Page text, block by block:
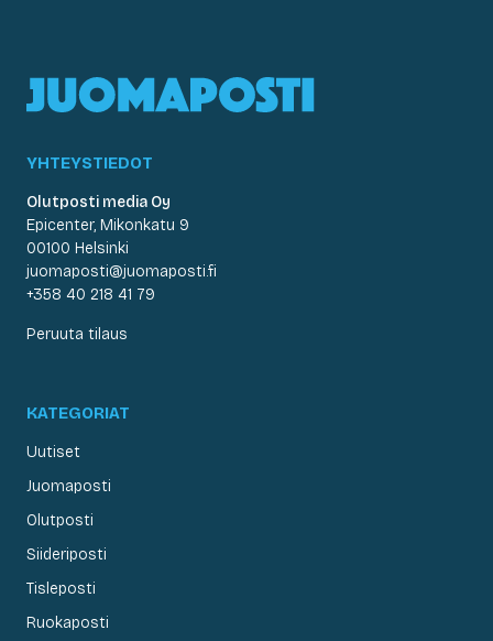
YHTEYSTIEDOT
Olutposti media Oy
Epicenter, Mikonkatu 9
00100 Helsinki
juomaposti@juomaposti.fi
+358 40 218 41 79
Peruuta tilaus
KATEGORIAT
Uutiset
Juomaposti
Olutposti
Siideriposti
Tisleposti
Ruokaposti